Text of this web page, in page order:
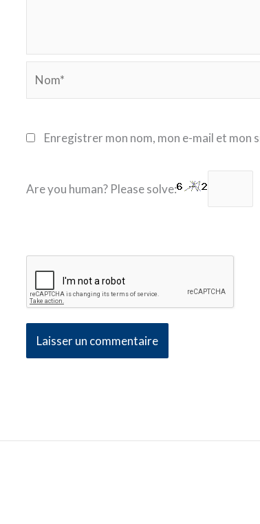
Enregistrer mon nom, mon e-mail et mon
Are you human? Please solve: